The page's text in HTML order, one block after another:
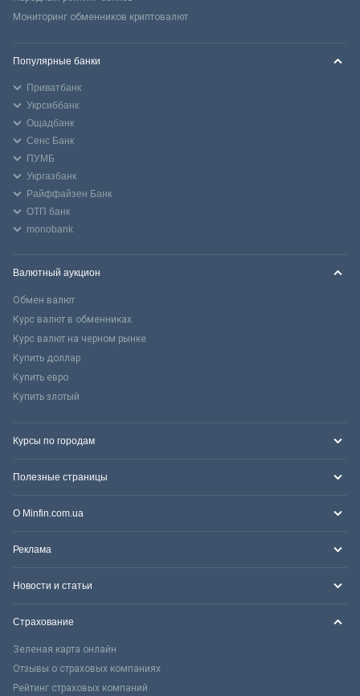
Мониторинг обменников криптовалют
Популярные банки
Приватбанк
Укрсиббанк
Ощадбанк
Сенс Банк
ПУМБ
Укргазбанк
Райффайзен Банк
ОТП банк
monobank
Валютный аукцион
Обмен валют
Курс валют в обменниках
Курс валют на черном рынке
Купить доллар
Купить евро
Купить злотый
Курсы по городам
Полезные страницы
О Minfin.com.ua
Реклама
Новости и статьи
Страхование
Зеленая карта онлайн
Отзывы о страховых компаниях
Рейтинг страховых компаний